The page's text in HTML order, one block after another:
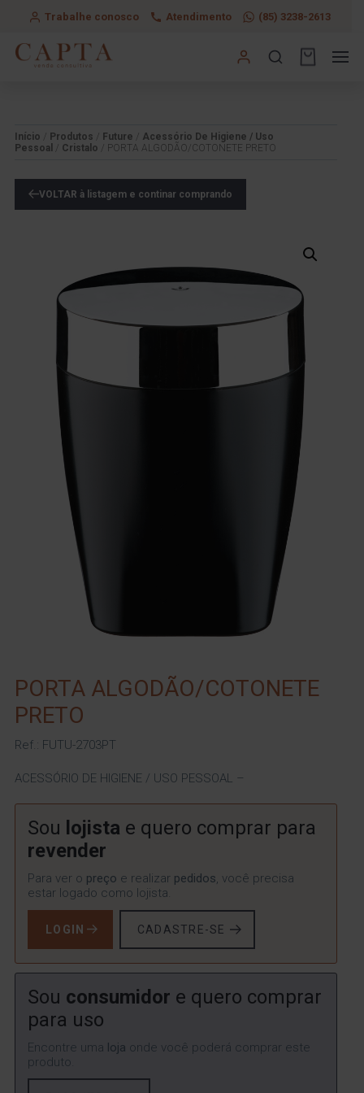
Trabalhe conosco Atendimento (85) 3238-2613
Início Produtos Future
Acessório De Higiene / Uso
Pessoal
Cristalo / PORTA ALGODÃO/COTONETE PRETO
VOLTAR à listagem e continar comprando
PORTA ALGODÃO/COTONETE
PRETO
Ref.: FUTU-2703PT
ACESSÓRIO DE HIGIENE / USO PESSOAL –
Sou lojista e quero comprar para
revender
Para ver o preço e realizar pedidos, você precisa
estar logado como lojista.
LOGIN CADASTRE-SE
Sou consumidor e quero comprar
para uso
Encontre uma loja onde você poderá comprar este
produto.